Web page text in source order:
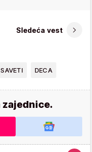
Sledeća vest
SAVETI DECA
zajednice.